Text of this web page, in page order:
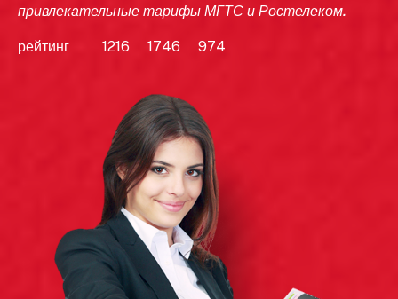
привлекательные тарифы МГТС и Ростелеком.
рейтинг 1216 1746 974